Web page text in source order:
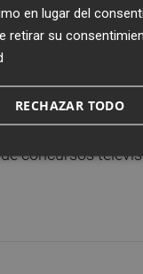
Publicado:
concursos
en lugar del
retirar su
RECHAZAR TODO